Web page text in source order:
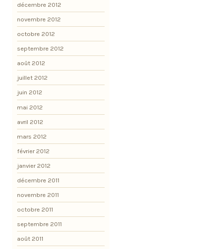
décembre 2012
novembre 2012
octobre 2012
septembre 2012
août 2012
juillet 2012
juin 2012
mai 2012
avril 2012
mars 2012
février 2012
janvier 2012
décembre 2011
novembre 2011
octobre 2011
septembre 2011
août 2011